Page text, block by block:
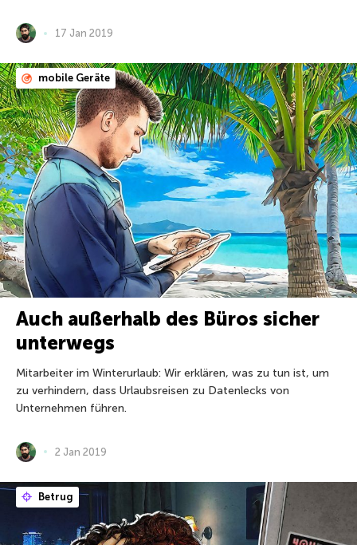
17 Jan 2019
mobile Geräte
Auch außerhalb des Büros sicher
unterwegs
Mitarbeiter im Winterurlaub: Wir erklären, was zu tun ist, um
zu verhindern, dass Urlaubsreisen zu Datenlecks von
Unternehmen führen.
2 Jan 2019
Betrug